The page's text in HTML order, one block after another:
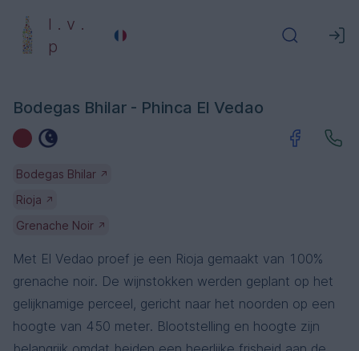
l . v .
p
Bodegas Bhilar - Phinca El Vedao
Bodegas Bhilar ↗
Rioja ↗
Grenache Noir ↗
Met El Vedao proef je een ​​Rioja gemaakt van 100%
grenache noir. De wijnstokken werden geplant op het
gelijknamige perceel, gericht naar het noorden op een
hoogte van 450 meter. Blootstelling en hoogte zijn